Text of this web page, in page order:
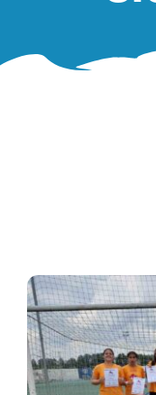
Oglasna ploča
Aktivnosti